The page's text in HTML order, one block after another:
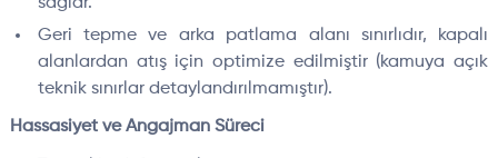
Geri tepme ve arka patlama alanı sınırlıdır, kapalı
alanlardan atış için optimize edilmiştir (kamuya açık
teknik sınırlar detaylandırılmamıştır).
Hassasiyet ve Angajman Süreci